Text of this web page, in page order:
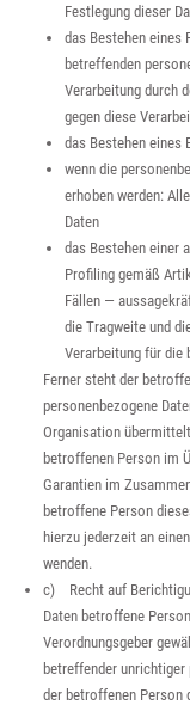
Festlegung dieser
das Bestehen eines
betreffenden
Verarbeitung durch
gegen diese
das Bestehen eines
wenn die
erhoben werden:
Daten
das Bestehen einer
Profiling gemäß
Fällen —
die Tragweite und
Verarbeitung für die
Ferner steht der
personenbezogene
Organisation
betroffenen Person im
Garantien im
betroffene Person
hierzu jederzeit an
wenden.
c) Recht auf
Daten betroffene
Verordnungsgeber
betreffender unrichtiger
der betroffenen Person